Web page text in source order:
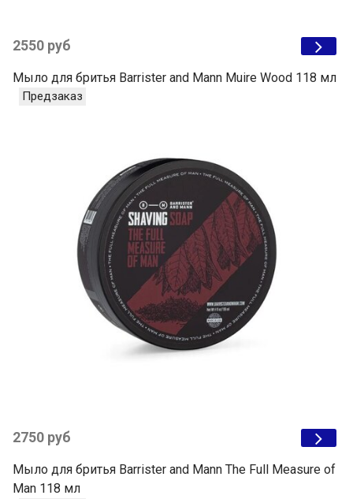
2550 руб
Мыло для бритья Barrister and Mann Muire Wood 118 мл
Предзаказ
2750 руб
Мыло для бритья Barrister and Mann The Full Measure of
Man 118 мл